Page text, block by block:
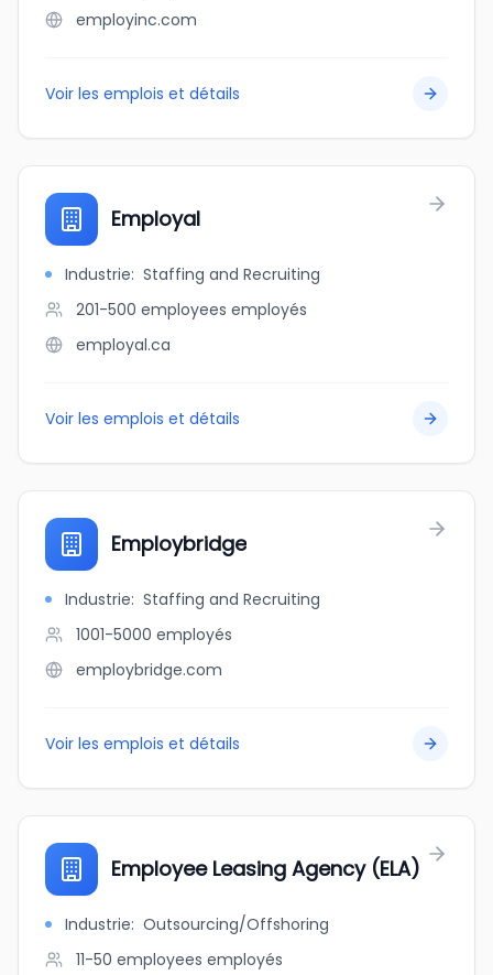
employinc.com
Voir les emplois et détails
Employal
Industrie: Staffing and Recruiting
201-500 employees employés
employal.ca
Voir les emplois et détails
Employbridge
Industrie: Staffing and Recruiting
1001-5000 employés
employbridge.com
Voir les emplois et détails
Employee Leasing Agency (ELA)
Industrie: Outsourcing/Offshoring
11-50 employees employés